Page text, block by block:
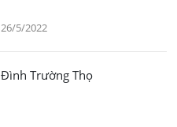
26/5/2022
Đình Trường Thọ